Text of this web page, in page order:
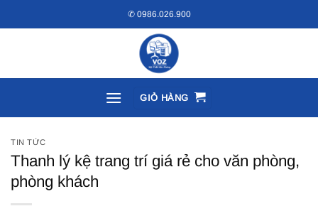
qua
✆ 0986.026.900
GIỎ HÀNG
TIN TỨC
Thanh lý kệ trang trí giá rẻ cho văn phòng,
phòng khách